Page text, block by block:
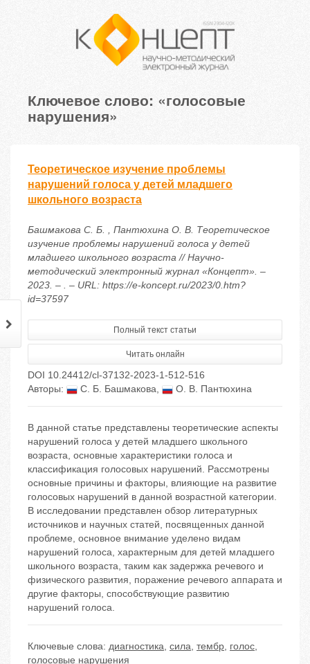
Ключевое слово: «голосовые
нарушения»
Теоретическое изучение проблемы
нарушений голоса у детей младшего
школьного возраста
Башмакова С. Б. , Пантюхина О. В. Теоретическое
изучение проблемы нарушений голоса у детей
младшего школьного возраста // Научно-
методический электронный журнал «Концепт». –
2023. – . – URL: https://e-koncept.ru/2023/0.htm?
id=37597
Полный текст статьи
Читать онлайн
DOI 10.24412/cl-37132-2023-1-512-516
Авторы:
С. Б. Башмакова, О. В. Пантюхина
В данной статье представлены теоретические аспекты
нарушений голоса у детей младшего школьного
возраста, основные характеристики голоса и
классификация голосовых нарушений. Рассмотрены
основные причины и факторы, влияющие на развитие
голосовых нарушений в данной возрастной категории.
В исследовании представлен обзор литературных
источников и научных статей, посвященных данной
проблеме, основное внимание уделено видам
нарушений голоса, характерным для детей младшего
школьного возраста, таким как задержка речевого и
физического развития, поражение речевого аппарата и
другие факторы, способствующие развитию
нарушений голоса.
Ключевые слова: диагностика, сила, тембр, голос,
голосовые нарушения